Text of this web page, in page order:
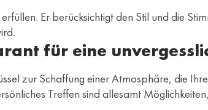
Er berücksichtigt den Stil und die
für eine
zur Schaffung einer Atmosphäre, die
Treffen sind allesamt